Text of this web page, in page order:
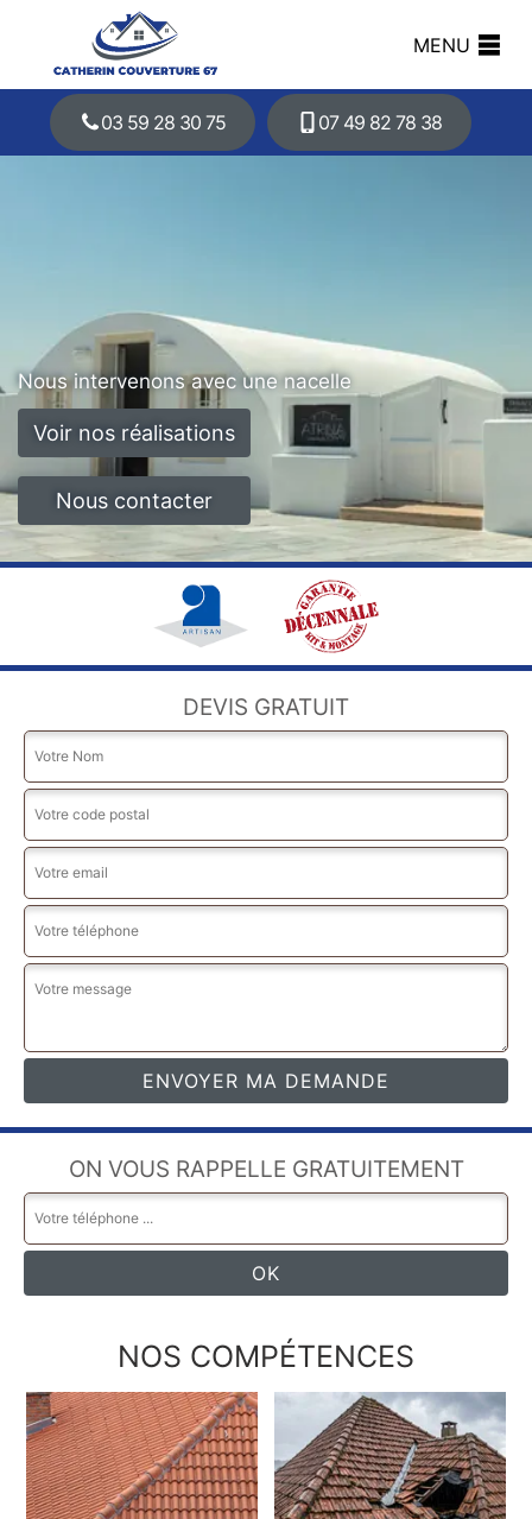
MENU
03 59 28 30 75 07 49 82 78 38
Nous intervenons avec une nacelle
Voir nos réalisations
Nous contacter
DEVIS GRATUIT
ON VOUS RAPPELLE GRATUITEMENT
NOS COMPÉTENCES